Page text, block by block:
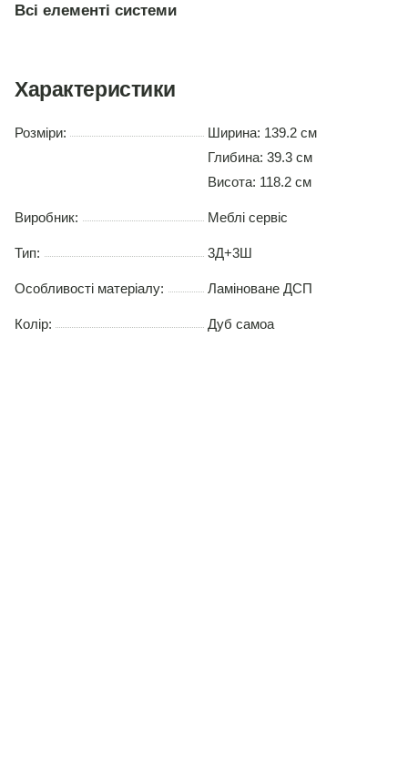
Всі елементі системи
Характеристики
Розміри:
Ширина: 139.2 см
Глибина: 39.3 см
Висота: 118.2 см
Виробник: Меблі сервіс
Тип: 3Д+3Ш
Особливості матеріалу: Ламіноване ДСП
Колір: Дуб самоа